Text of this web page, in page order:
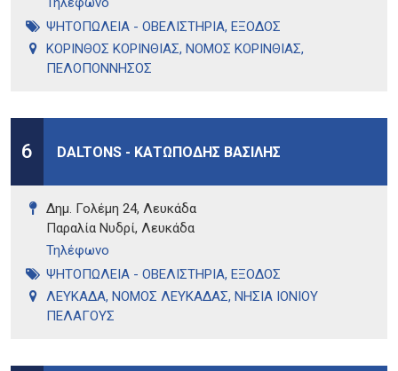
ΨΗΤΟΠΩΛΕΙΑ - ΟΒΕΛΙΣΤΗΡΙΑ, ΕΞΟΔΟΣ
ΚΟΡΙΝΘΟΣ ΚΟΡΙΝΘΙΑΣ, ΝΟΜΟΣ ΚΟΡΙΝΘΙΑΣ,
ΠΕΛΟΠΟΝΝΗΣΟΣ
6 DALTONS - ΚΑΤΩΠΟΔΗΣ ΒΑΣΙΛΗΣ
Δημ. Γολέμη 24, Λευκάδα
Παραλία Νυδρί, Λευκάδα
Τηλέφωνo
ΨΗΤΟΠΩΛΕΙΑ - ΟΒΕΛΙΣΤΗΡΙΑ, ΕΞΟΔΟΣ
ΛΕΥΚΑΔΑ, ΝΟΜΟΣ ΛΕΥΚΑΔΑΣ, ΝΗΣΙΑ ΙΟΝΙΟΥ
ΠΕΛΑΓΟΥΣ